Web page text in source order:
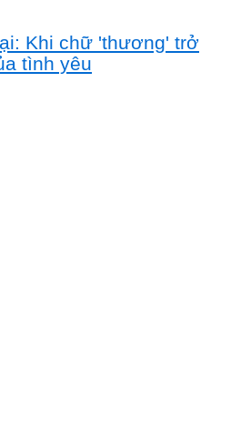
Khi chữ 'thương' trở
tình yêu